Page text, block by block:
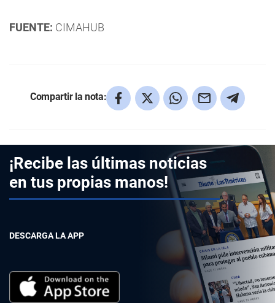
FUENTE: CIMAHUB
Compartir la nota:
¡Recibe las últimas noticias
en tus propias manos!
DESCARGA LA APP